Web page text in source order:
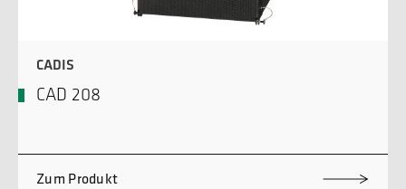
CADIS
CAD 208
Zum Produkt